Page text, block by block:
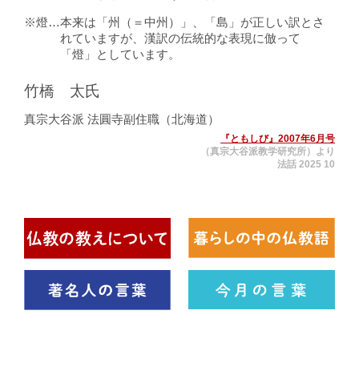
燈
本来は「州（＝中州）」、「島」が正しい訳とさ
れていますが、漢訳の伝統的な表現に倣って
「燈」としています。
竹橋 太氏
真宗大谷派 法圓寺副住職（北海道）
『ともしび』2007年6月号
（真宗大谷派教学研究所）より
法話 2025 10